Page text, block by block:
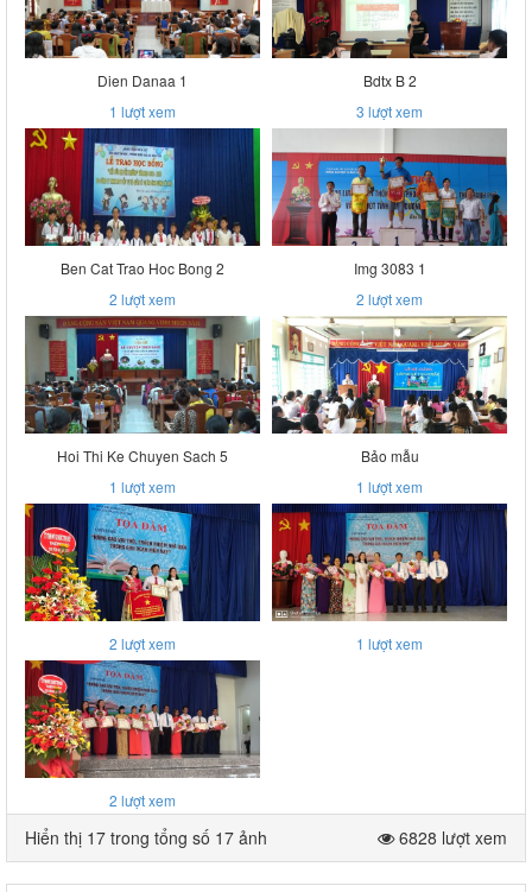
Dien Danaa 1
1 lượt xem
Bdtx B 2
3 lượt xem
Ben Cat Trao Hoc Bong 2
2 lượt xem
Img 3083 1
2 lượt xem
Hoi Thi Ke Chuyen Sach 5
1 lượt xem
Bảo mẫu
1 lượt xem
2 lượt xem 1 lượt xem
2 lượt xem
Hiển thị 17 trong tổng số 17 ảnh 6828 lượt xem